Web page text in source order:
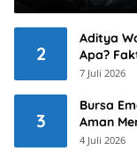
2
Aditya
Apa?
7 Juli 2026
3
Bursa
Aman
4 Juli 2026